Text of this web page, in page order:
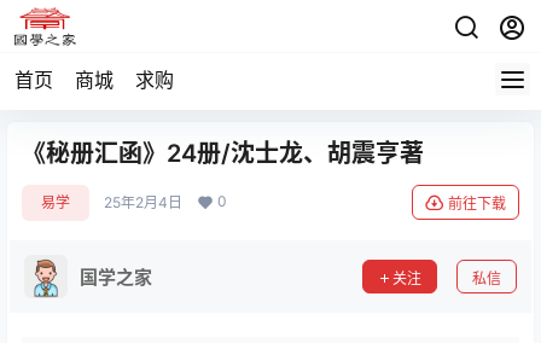
首页 商城 求购
《秘册汇函》24册/沈士龙、胡震亨著
易学 25年2月4日 0 前往下载
国学之家 关注 私信